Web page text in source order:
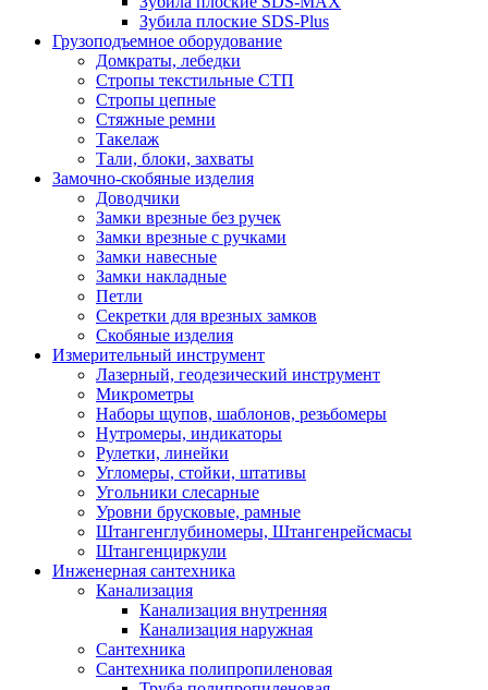
Зубила плоские SDS-Plus
Грузоподъемное оборудование
Домкраты, лебедки
Стропы текстильные СТП
Стропы цепные
Стяжные ремни
Такелаж
Тали, блоки, захваты
Замочно-скобяные изделия
Доводчики
Замки врезные без ручек
Замки врезные с ручками
Замки навесные
Замки накладные
Петли
Секретки для врезных замков
Скобяные изделия
Измерительный инструмент
Лазерный, геодезический инструмент
Микрометры
Наборы щупов, шаблонов, резьбомеры
Нутромеры, индикаторы
Рулетки, линейки
Угломеры, стойки, штативы
Угольники слесарные
Уровни брусковые, рамные
Штангенглубиномеры, Штангенрейсмасы
Штангенциркули
Инженерная сантехника
Канализация
Канализация внутренняя
Канализация наружная
Сантехника
Сантехника полипропиленовая